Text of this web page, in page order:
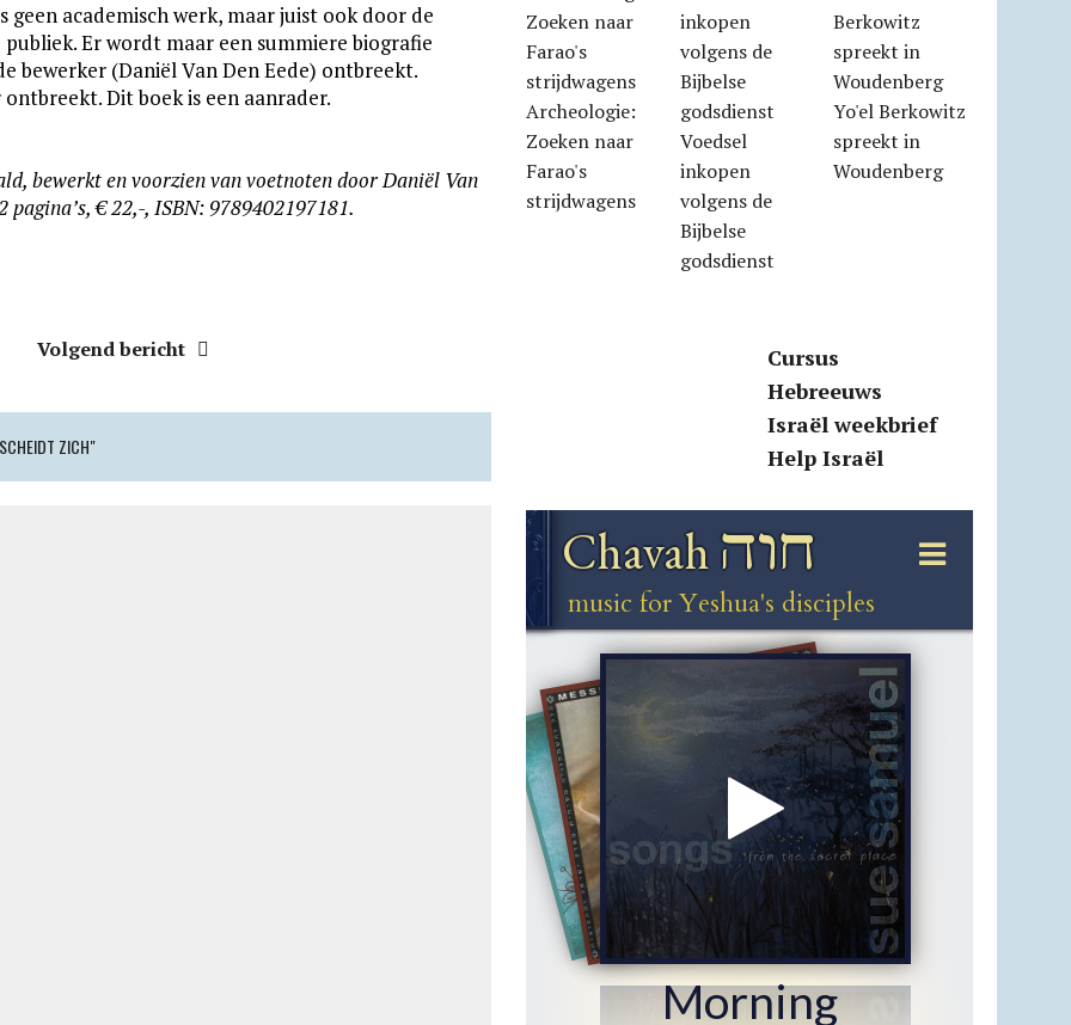
academisch werk, maar juist ook door de
Er wordt maar een summiere biografie
bewerker (Daniël Van Den Eede) ontbreekt.
Dit boek is een aanrader.
bewerkt en voorzien van voetnoten door Daniël Van
€ 22,-, ISBN: 9789402197181.
Volgend bericht
ZICH"
Archeologie:
Zoeken naar
Farao's
strijdwagens
Voedsel
inkopen
volgens de
Bijbelse
godsdienst
Yo'el Berkowitz
spreekt in
Woudenberg
Cursus
Hebreeuws
Israël weekbrief
Help Israël